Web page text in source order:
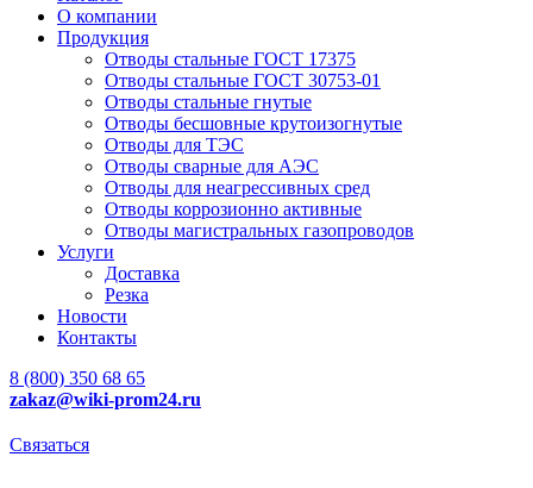
О компании
Продукция
Отводы стальные ГОСТ 17375
Отводы стальные ГОСТ 30753-01
Отводы стальные гнутые
Отводы бесшовные крутоизогнутые
Отводы для ТЭС
Отводы сварные для АЭС
Отводы для неагрессивных сред
Отводы коррозионно активные
Отводы магистральных газопроводов
Услуги
Доставка
Резка
Новости
Контакты
8 (800) 350 68 65
zakaz@wiki-prom24.ru
Связаться